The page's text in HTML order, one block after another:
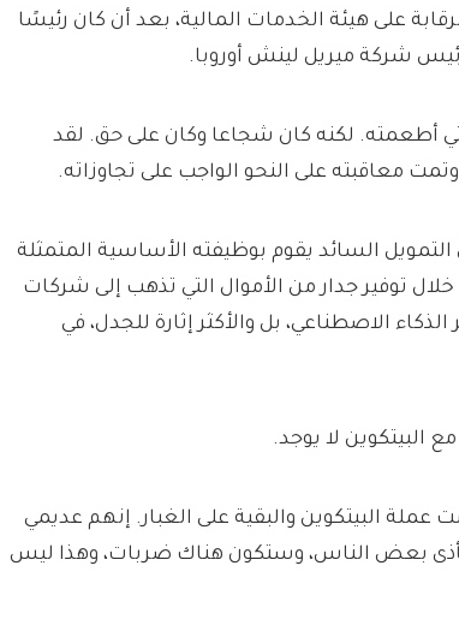
على هيئة الخدمات المالية، بعد أن كان رئيسًا
رئيس شركة ميريل لينش أوروبا.
أطعمته. لكنه كان شجاعا وكان على حق. لقد
معاقبته على النحو الواجب على تجاوزاته.
السائد يقوم بوظيفته الأساسية المتمثلة
توفير جدار من الأموال التي تذهب إلى شركات
الذكاء الاصطناعي، بل والأكثر إثارة للجدل، في
البيتكوين لا يوجد.
البيتكوين والبقية على الغبار. إنهم عديمي
بعض الناس، وستكون هناك ضربات، وهذا ليس